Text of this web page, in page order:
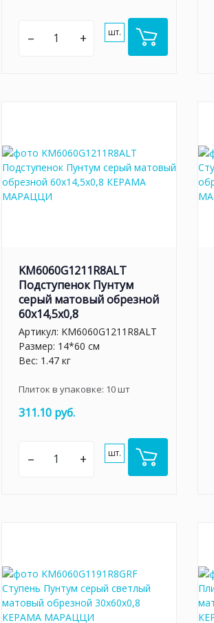
– + шт.
KM6060G1211R8ALT
Подступенок Пунтум
серый матовый обрезной
60x14,5x0,8
Артикул: KM6060G1211R8ALT
Размер: 14*60 см
Вес: 1.47 кг
Плиток в упаковке: 10шт
311.10 руб.
– + шт.